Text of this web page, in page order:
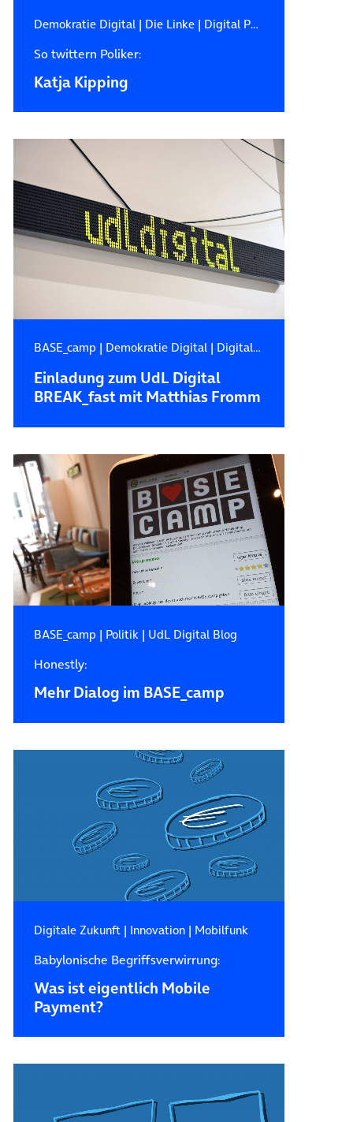
Demokratie Digital| Die Linke| Digital Public Affairs
So twittern Poliker:
Katja Kipping
BASE_camp | Demokratie Digital| Digitale Zukunft
Einladung zum UdL Digital
BREAK_fast mit Matthias Fromm
BASE_camp | Politik| UdL Digital Blog
Honestly:
Mehr Dialog im BASE_camp
Digitale Zukunft| Innovation| Mobilfunk
Babylonische Begriffsverwirrung:
Was ist eigentlich Mobile
Payment?